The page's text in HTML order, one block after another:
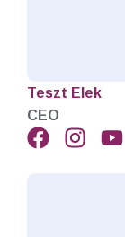
Teszt Elek
CEO